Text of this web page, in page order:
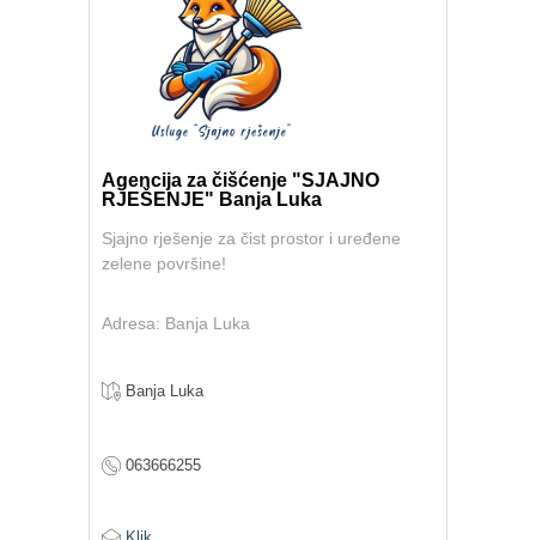
Agencija za čišćenje "SJAJNO
RJEŠENJE" Banja Luka
Sjajno rješenje za čist prostor i uređene
zelene površine!
Adresa: Banja Luka
Banja Luka
063666255